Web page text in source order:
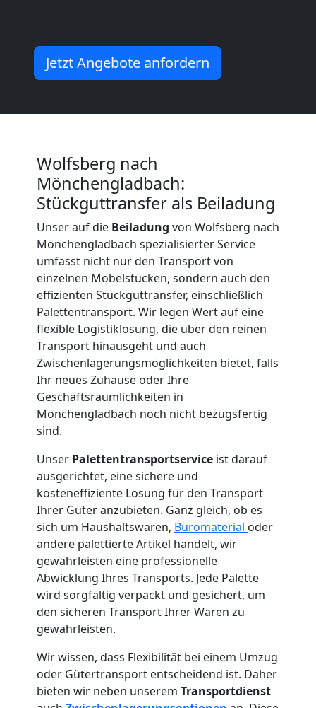
Jetzt Angebote anfordern
Wolfsberg nach
Mönchengladbach:
Stückguttransfer als Beiladung
Unser auf die Beiladung von Wolfsberg nach
Mönchengladbach spezialisierter Service
umfasst nicht nur den Transport von
einzelnen Möbelstücken, sondern auch den
effizienten Stückguttransfer, einschließlich
Palettentransport. Wir legen Wert auf eine
flexible Logistiklösung, die über den reinen
Transport hinausgeht und auch
Zwischenlagerungsmöglichkeiten bietet, falls
Ihr neues Zuhause oder Ihre
Geschäftsräumlichkeiten in
Mönchengladbach noch nicht bezugsfertig
sind.
Unser Palettentransportservice ist darauf
ausgerichtet, eine sichere und
kosteneffiziente Lösung für den Transport
Ihrer Güter anzubieten. Ganz gleich, ob es
sich um Haushaltswaren, Büromaterial oder
andere palettierte Artikel handelt, wir
gewährleisten eine professionelle
Abwicklung Ihres Transports. Jede Palette
wird sorgfältig verpackt und gesichert, um
den sicheren Transport Ihrer Waren zu
gewährleisten.
Wir wissen, dass Flexibilität bei einem Umzug
oder Gütertransport entscheidend ist. Daher
bieten wir neben unserem Transportdienst
National
Beiladung
International
Internationaler
Umzug
Nationaler
Umzug